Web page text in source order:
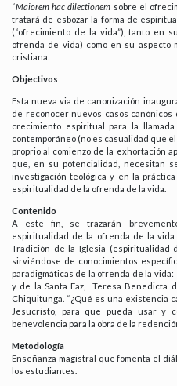
“Maiorem hac dilectionem sobre el
tratará de esbozar la forma de
(“ofrecimiento de la vida”), tanto en
ofrenda de vida) como en su aspecto
cristiana.
Objectivos
Esta nueva via de canonización
de reconocer nuevos casos
crecimiento espiritual para la
contemporáneo (no es casualidad que
proprio al comienzo de la exhortación
que, en su potencialidad, necesitan
investigación teológica y en la
espiritualidad de la ofrenda de la vida.
Contenido
A este fin, se trazarán
espiritualidad de la ofrenda de la
Tradición de la Iglesia (espiritualidad
sirviéndose de conocimientos
paradigmáticas de la ofrenda de la
y de la Santa Faz, Teresa Benedicta
Chiquitunga. “¿Qué es una existencia
Jesucristo, para que pueda usar y
benevolencia para la obra de la
Metodología
Enseñanza magistral que fomenta el
los estudiantes.